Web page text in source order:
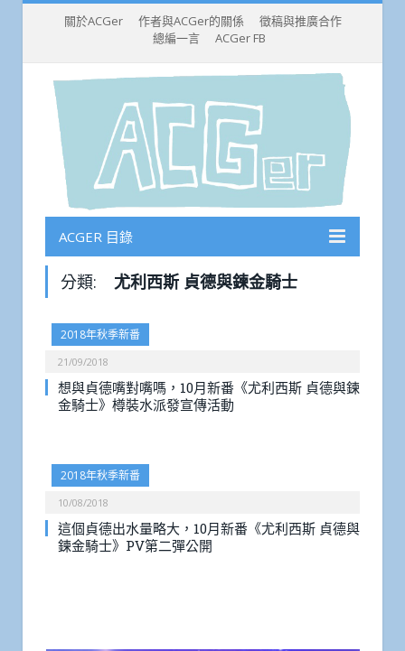
關於ACGer 作者與ACGer的關係
徵稿與推廣合作
總編一言
ACGer FB
ACGER 目錄
分類: 尤利西斯 貞德與鍊金騎士
2018年秋季新番
21/09/2018
想與貞德嘴對嘴嗎，10月新番《尤利西斯 貞德與鍊
金騎士》樽裝水派發宣傳活動
2018年秋季新番
10/08/2018
這個貞德出水量略大，10月新番《尤利西斯 貞德與
鍊金騎士》PV第二彈公開